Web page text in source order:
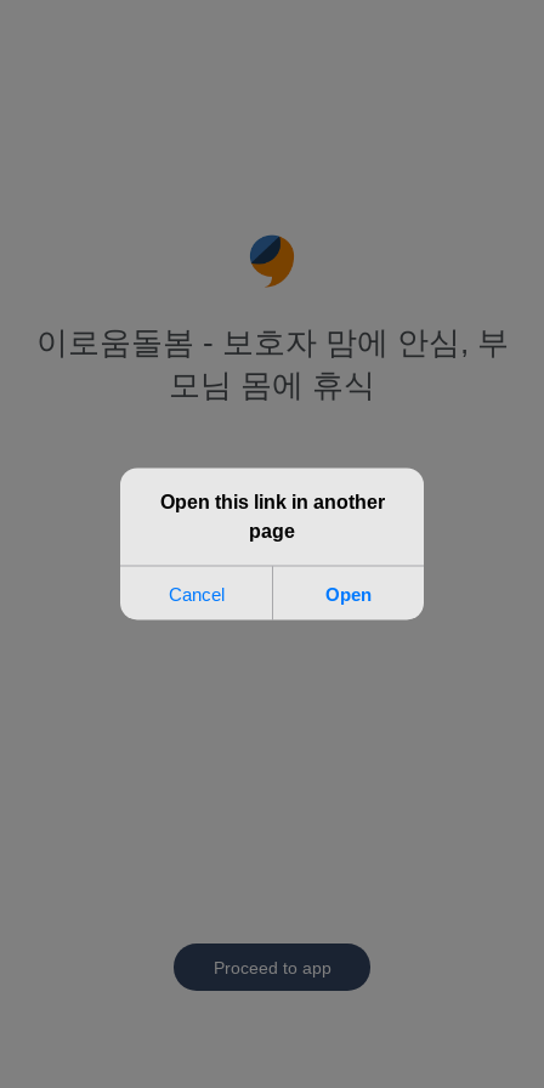
이로움돌봄 - 보호자 맘에 안심, 부
모님 몸에 휴식
Proceed to app